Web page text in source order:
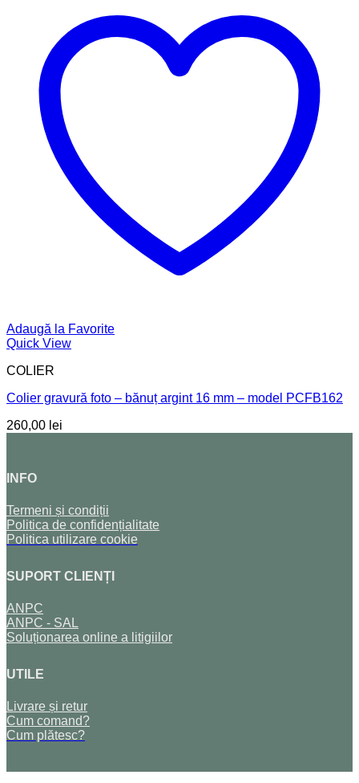
Adaugă la Favorite
Quick View
COLIER
Colier gravură foto – bănuț argint 16 mm – model PCFB162
260,00 lei
INFO
Termeni și condiții
Politica de confidențialitate
Politica utilizare cookie
SUPORT CLIENȚI
ANPC
ANPC - SAL
Soluționarea online a litigiilor
UTILE
Livrare și retur
Cum comand?
Cum plătesc?